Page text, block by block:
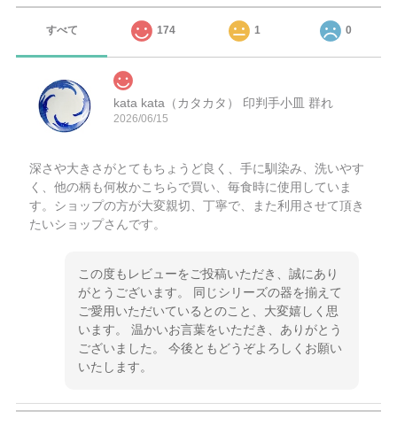
すべて 174 1 0
kata kata（カタカタ） 印判手小皿 群れ
2026/06/15
深さや大きさがとてもちょうど良く、手に馴染み、洗いやす
く、他の柄も何枚かこちらで買い、毎食時に使用していま
す。ショップの方が大変親切、丁寧で、また利用させて頂き
たいショップさんです。
この度もレビューをご投稿いただき、誠にあり
がとうございます。 同じシリーズの器を揃えて
ご愛用いただいているとのこと、大変嬉しく思
います。 温かいお言葉をいただき、ありがとう
ございました。 今後ともどうぞよろしくお願い
いたします。